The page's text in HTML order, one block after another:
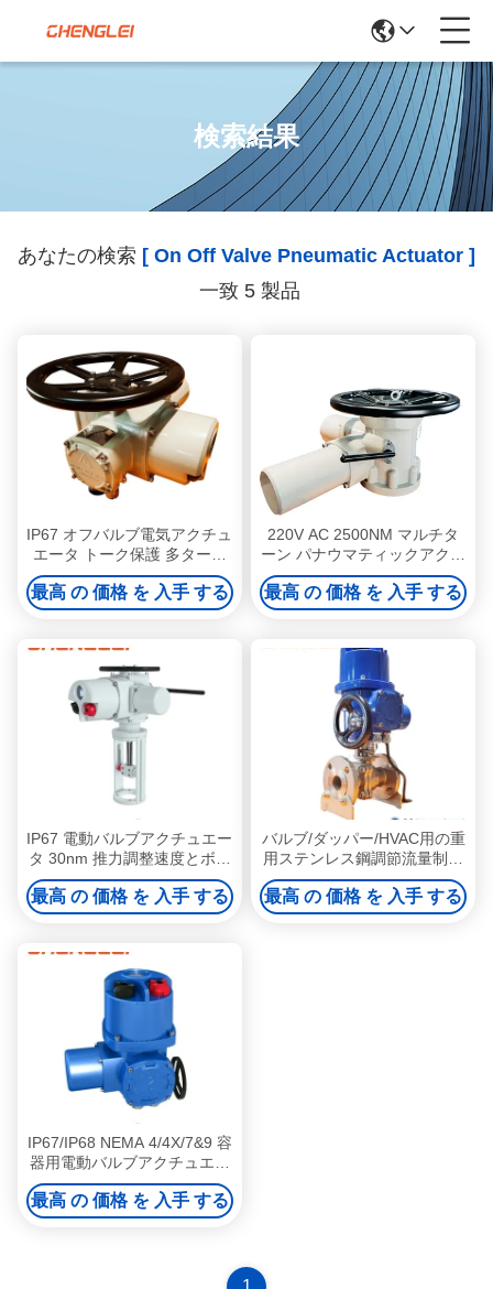
検索結果
あなたの検索 [ On Off Valve Pneumatic Actuator ]
一致 5 製品
IP67 オフバルブ電気アクチュ
エータ トーク保護 多ターン
電気アクチュエータ
最高 の 価格 を 入手 する
220V AC 2500NM マルチタ
ーン パナウマティックアクチ
ュエーター パーソナライズ
IP67
最高 の 価格 を 入手 する
IP67 電動バルブアクチュエー
タ 30nm 推力調整速度とボー
ルバルブのためのBluetooth接
続
最高 の 価格 を 入手 する
バルブ/ダッパー/HVAC用の重
用ステンレス鋼調節流量制御
電動アクチュエータ
最高 の 価格 を 入手 する
IP67/IP68 NEMA 4/4X/7&9 容
器用電動バルブアクチュエー
タ 年間生産能力3万台
最高 の 価格 を 入手 する